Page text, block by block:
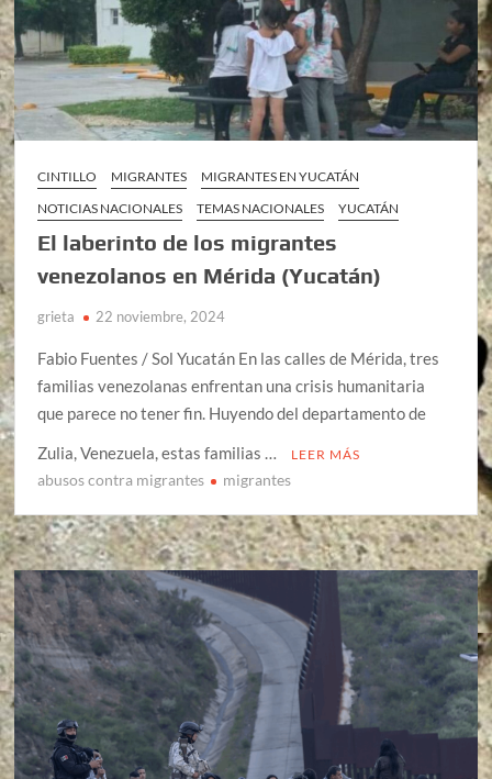
CINTILLO MIGRANTES
MIGRANTES EN YUCATÁN
NOTICIAS NACIONALES
TEMAS NACIONALES YUCATÁN
El laberinto de los migrantes
venezolanos en Mérida (Yucatán)
grieta 22 noviembre, 2024
Fabio Fuentes / Sol Yucatán En las calles de Mérida, tres
familias venezolanas enfrentan una crisis humanitaria
que parece no tener fin. Huyendo del departamento de
Zulia, Venezuela, estas familias …
LEER MÁS
abusos contra migrantes migrantes